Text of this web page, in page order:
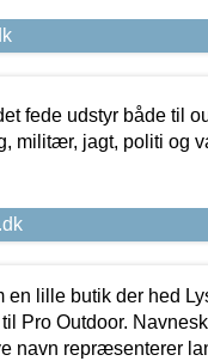
fede udstyr både til
militær, jagt, politi og
en lille butik der hed
Pro Outdoor.
navn repræsenterer